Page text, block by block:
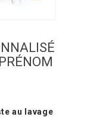
au lavage